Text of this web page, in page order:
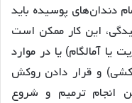
دندان‌های پوسیده باید
این کار ممکن است
یا آمالگام) یا در موارد
و قرار دادن روکش
انجام ترمیم و شروع